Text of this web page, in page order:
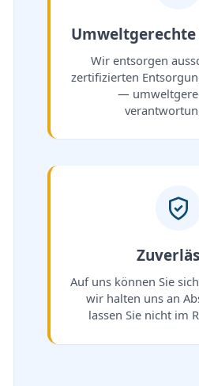
Wir entsorgen
zertifizierten
—
Auf uns können Sie
wir halten uns an
lassen Sie nicht im